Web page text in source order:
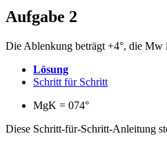
Aufgabe 2
Die Ablenkung beträgt +4°, die Mw
Lösung
Schritt für Schritt
MgK = 074°
Diese Schritt-für-Schritt-Anleitung